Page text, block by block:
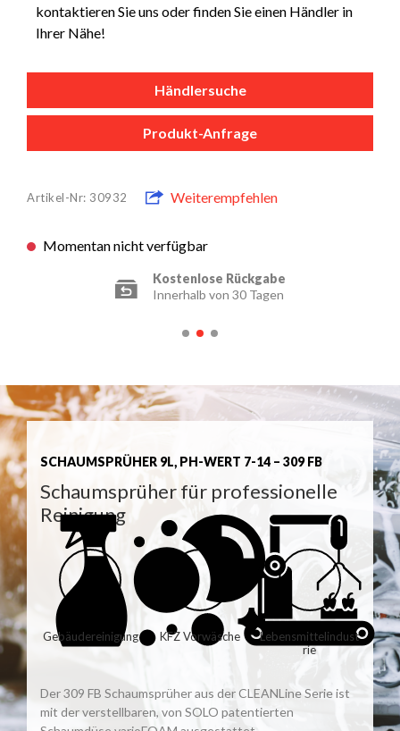
kontaktieren Sie uns oder finden Sie einen Händler in
Ihrer Nähe!
Händlersuche
Produkt-Anfrage
Artikel-Nr: 30932 Weiterempfehlen
Momentan nicht verfügbar
Kostenlose Rückgabe
Innerhalb von 30 Tagen
SCHAUMSPRÜHER 9L, PH-WERT 7-14 – 309 FB
Schaumsprüher für professionelle
Reinigung
Gebäudereinigung KFZ Vorwäsche
Lebensmittelindust
rie
Der 309 FB Schaumsprüher aus der CLEANLine Serie ist
mit der verstellbaren, von SOLO patentierten